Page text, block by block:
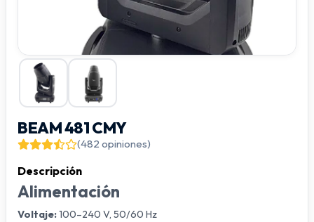
BEAM 481 CMY
(482 opiniones)
Descripción
Alimentación
Voltaje:100–240 V, 50/60 Hz